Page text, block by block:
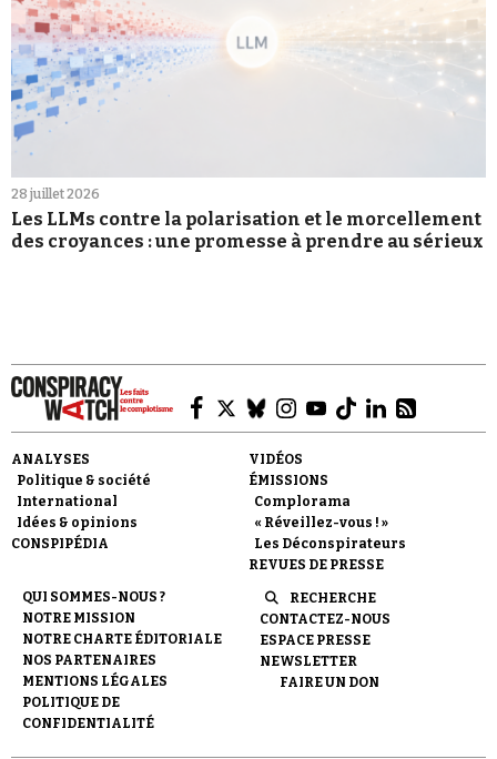
28 juillet 2026
Les LLMs contre la polarisation et le morcellement
des croyances : une promesse à prendre au sérieux
ANALYSES
Politique & société
International
Idées & opinions
CONSPIPÉDIA
VIDÉOS
ÉMISSIONS
Complorama
« Réveillez-vous ! »
Les Déconspirateurs
REVUES DE PRESSE
QUI SOMMES-NOUS ?
NOTRE MISSION
NOTRE CHARTE ÉDITORIALE
NOS PARTENAIRES
MENTIONS LÉGALES
POLITIQUE DE
CONFIDENTIALITÉ
RECHERCHE
CONTACTEZ-NOUS
ESPACE PRESSE
NEWSLETTER
FAIRE UN DON